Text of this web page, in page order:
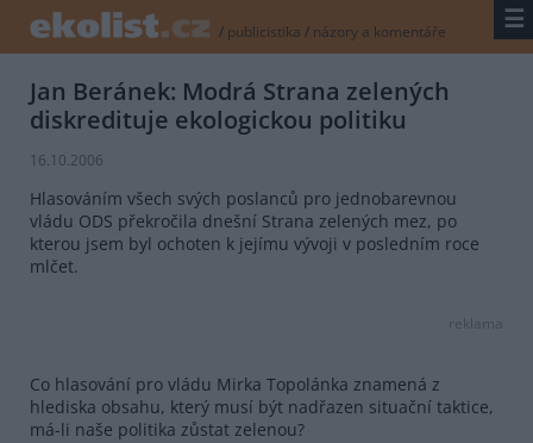
/ publicistika / názory a komentáře ☰
Jan Beránek: Modrá Strana zelených
diskredituje ekologickou politiku
16.10.2006
Hlasováním všech svých poslanců pro jednobarevnou
vládu ODS překročila dnešní Strana zelených mez, po
kterou jsem byl ochoten k jejímu vývoji v posledním roce
mlčet.
reklama
Co hlasování pro vládu Mirka Topolánka znamená z
hlediska obsahu, který musí být nadřazen situační taktice,
má-li naše politika zůstat zelenou?